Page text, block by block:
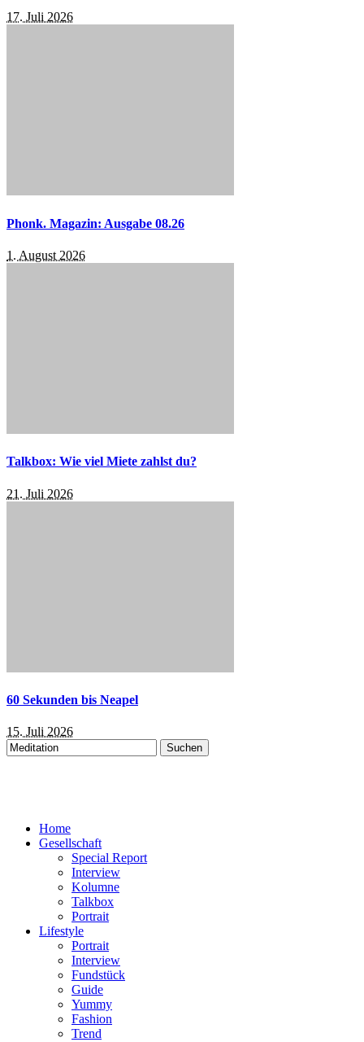
17. Juli 2026
Phonk. Magazin: Ausgabe 08.26
1. August 2026
Talkbox: Wie viel Miete zahlst du?
21. Juli 2026
60 Sekunden bis Neapel
15. Juli 2026
Suchen
nach:
Home
Gesellschaft
Special Report
Interview
Kolumne
Talkbox
Portrait
Lifestyle
Portrait
Interview
Fundstück
Guide
Yummy
Fashion
Trend